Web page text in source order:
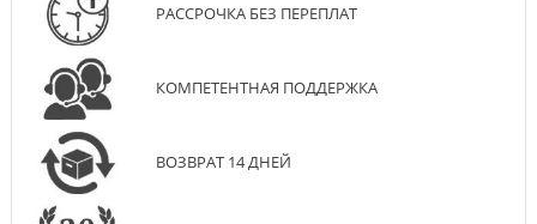
РАССРОЧКА БЕЗ ПЕРЕПЛАТ
КОМПЕТЕНТНАЯ ПОДДЕРЖКА
ВОЗВРАТ 14 ДНЕЙ